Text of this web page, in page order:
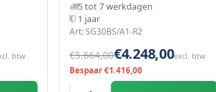
btw
5 tot 7 werkdagen
1 jaar
Art: SG30BS/A1-R2
€5.664,00€4.248,00excl. btw
Bespaar €1.416,00